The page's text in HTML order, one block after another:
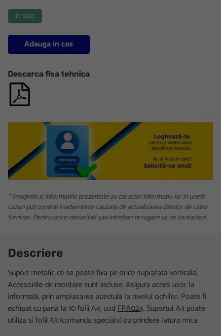
in stoc
Adauga in cos
Descarca fisa tehnica
* Imaginile si informatiile prezentate au caracter informativ, iar in unele
cazuri pot contine inadvertente cauzate de actualizarea datelor de catre
furnizor. Pentru orice neclaritati sau intrebari te rugam sa ne contactezi.
Descriere
Suport metalic ce se poate fixa pe orice suprafata verticala.
Accesoriile de montare sunt incluse. Asigura acces usor la
informatii, prin amplasarea acestuia la nivelul ochilor. Poate fi
echipat cu pana la 10 folii A4, codFPA024. Suportul A4 poate
utiliza si folii A3 (comanda speciala) cu prindere latura mica.